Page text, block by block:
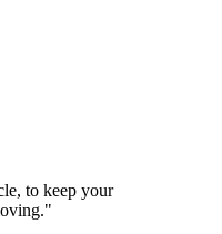
to keep your